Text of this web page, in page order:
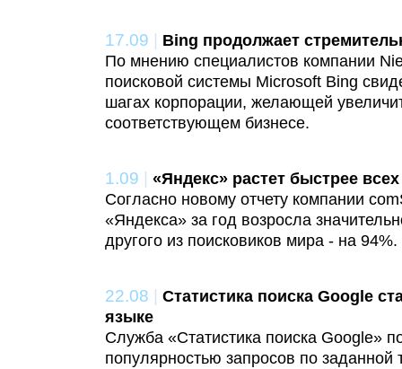
17.09 | Bing продолжает
По мнению специалистов компании
поисковой системы Microsoft Bing
шагах корпорации, желающей
соответствующем бизнесе.
1.09 | «Яндекс» растет быстрее
Согласно новому отчету компании
«Яндекса» за год возросла
другого из поисковиков мира - на 94%.
22.08 | Статистика поиска Google
языке
Служба «Статистика поиска Google»
популярностью запросов по